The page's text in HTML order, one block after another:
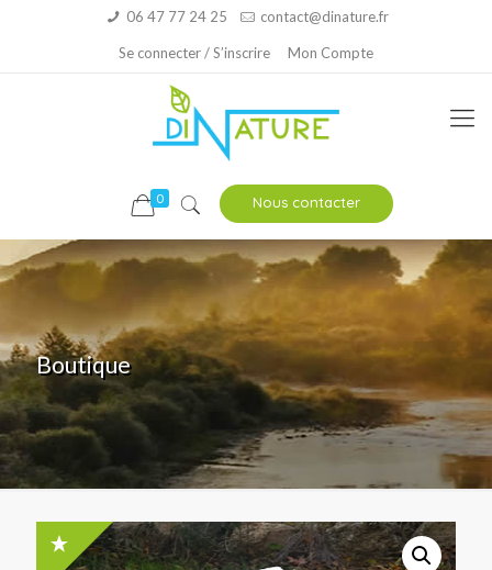
06 47 77 24 25 contact@dinature.fr
Se connecter / S’inscrire Mon Compte
0 Nous contacter
Boutique